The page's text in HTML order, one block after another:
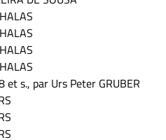
s., par Urs Peter GRUBER